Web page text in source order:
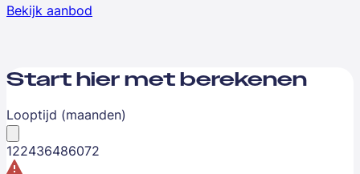
Bekijk aanbod
Start hier met berekenen
Looptijd (maanden)
122436486072